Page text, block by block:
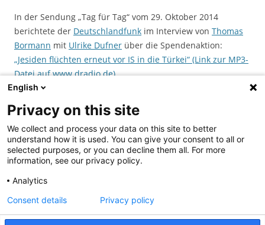
In der Sendung „Tag für Tag“ vom 29. Oktober 2014
berichtete der Deutschlandfunk im Interview von Thomas
Bormann mit Ulrike Dufner über die Spendenaktion:
„Jesiden flüchten erneut vor IS in die Türkei“ (Link zur MP3-
Datei auf www.dradio.de)
Dieser Beitrag wurde am Dezember 4, 2014
veröffentlicht. Schlagwörter:Spendenaufruf
Suchen
nach:
English
Privacy on this site
We collect and process your data on this site to better
understand how it is used. You can give your consent to all or
selected purposes, or you can decline them all. For more
information, see our privacy policy.
Analytics
Consent details Privacy policy